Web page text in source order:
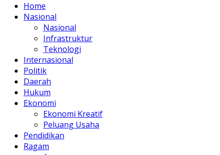
Home
Nasional
Nasional
Infrastruktur
Teknologi
Internasional
Politik
Daerah
Hukum
Ekonomi
Ekonomi Kreatif
Peluang Usaha
Pendidikan
Ragam